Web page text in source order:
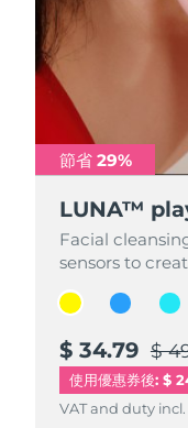
節省 29%
LUNA™
Facial
sensors to
$ 34.79 $
使用優惠券後: $
VAT and duty incl.
節省 29%
LUNA™
Facial
sensors to
$ 34.79 $
VAT and duty incl.
節省 29%
LUNA™
Facial
sensors to
$ 34.79 $
VAT and duty incl.